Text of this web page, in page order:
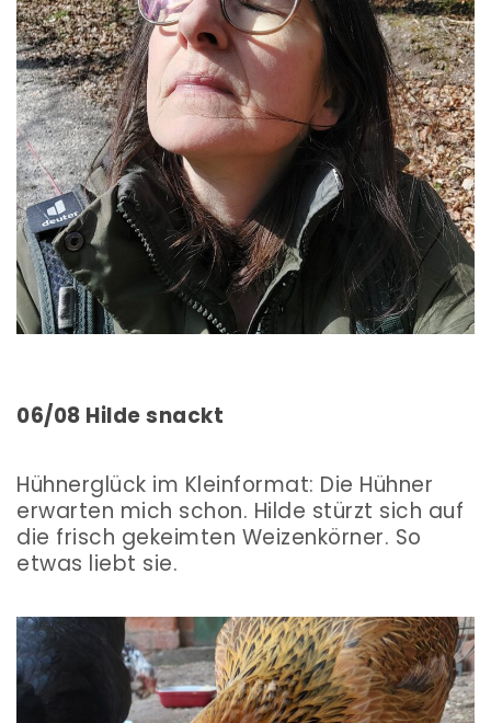
06/08 Hilde snackt
Hühnerglück im Kleinformat: Die Hühner
erwarten mich schon. Hilde stürzt sich auf
die frisch gekeimten Weizenkörner. So
etwas liebt sie.